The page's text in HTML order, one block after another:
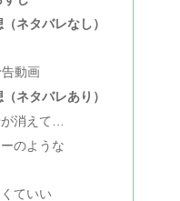
ネタバレなし）
動画
ネタバレあり）
消えて…
のような
ていい